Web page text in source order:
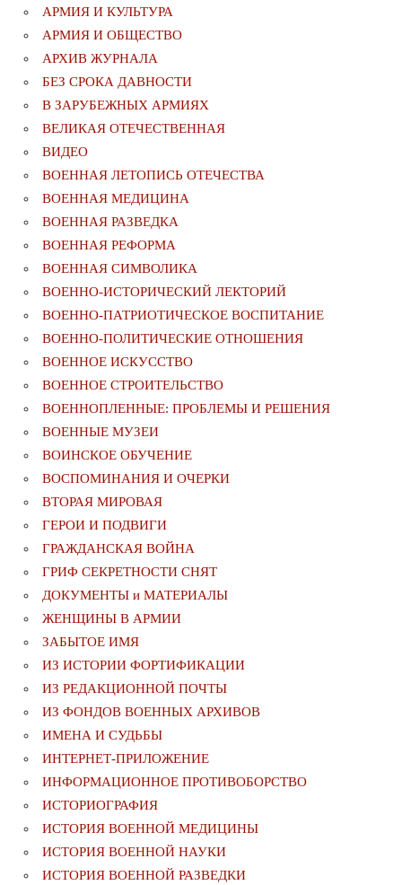
АРМИЯ И КУЛЬТУРА
АРМИЯ И ОБЩЕСТВО
АРХИВ ЖУРНАЛА
БЕЗ СРОКА ДАВНОСТИ
В ЗАРУБЕЖНЫХ АРМИЯХ
ВЕЛИКАЯ ОТЕЧЕСТВЕННАЯ
ВИДЕО
ВОЕННАЯ ЛЕТОПИСЬ ОТЕЧЕСТВА
ВОЕННАЯ МЕДИЦИНА
ВОЕННАЯ РАЗВЕДКА
ВОЕННАЯ РЕФОРМА
ВОЕННАЯ СИМВОЛИКА
ВОЕННО-ИСТОРИЧЕСКИЙ ЛЕКТОРИЙ
ВОЕННО-ПАТРИОТИЧЕСКОЕ ВОСПИТАНИЕ
ВОЕННО-ПОЛИТИЧЕСКИE ОТНОШЕНИЯ
ВОЕННОЕ ИСКУССТВО
ВОЕННОЕ СТРОИТЕЛЬСТВО
ВОЕННОПЛЕННЫЕ: ПРОБЛЕМЫ И РЕШЕНИЯ
ВОЕННЫЕ МУЗЕИ
ВОИНСКОЕ ОБУЧЕНИЕ
ВОСПОМИНАНИЯ И ОЧЕРКИ
ВТОРАЯ МИРОВАЯ
ГЕРОИ И ПОДВИГИ
ГРАЖДАНСКАЯ ВОЙНА
ГРИФ СЕКРЕТНОСТИ СНЯТ
ДОКУМЕНТЫ и МАТЕРИАЛЫ
ЖЕНЩИНЫ В АРМИИ
ЗАБЫТОЕ ИМЯ
ИЗ ИСТОРИИ ФОРТИФИКАЦИИ
ИЗ РЕДАКЦИОННОЙ ПОЧТЫ
ИЗ ФОНДОВ ВОЕННЫХ АРХИВОВ
ИМЕНА И СУДЬБЫ
ИНТЕРНЕТ-ПРИЛОЖЕНИЕ
ИНФОРМАЦИОННОЕ ПРОТИВОБОРСТВО
ИСТОРИОГРАФИЯ
ИСТОРИЯ ВОЕННОЙ МЕДИЦИНЫ
ИСТОРИЯ ВОЕННОЙ НАУКИ
ИСТОРИЯ ВОЕННОЙ РАЗВЕДКИ